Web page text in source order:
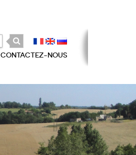
CONTACTEZ-NOUS